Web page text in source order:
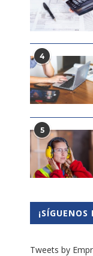
4
5
Tweets by